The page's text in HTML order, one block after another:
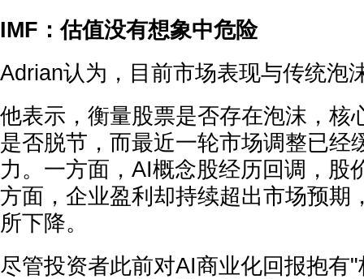
IMF：估值没有想象中危险
Adrian认为，目前市场表现与传统泡
他表示，衡量股票是否存在泡沫，核
是否脱节，而最近一轮市场调整已经
力。一方面，AI概念股经历回调，股
方面，企业盈利却持续超出市场预期
所下降。
尽管投资者此前对AI商业化回报抱有